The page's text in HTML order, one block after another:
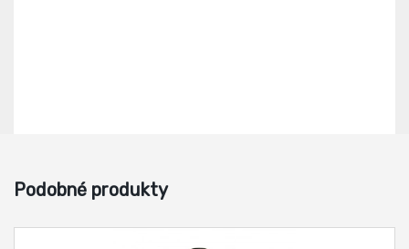
Podobné produkty